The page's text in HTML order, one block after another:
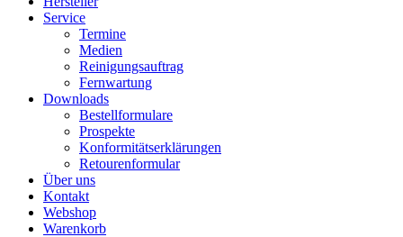
Service
Termine
Medien
Reinigungsauftrag
Fernwartung
Downloads
Bestellformulare
Prospekte
Konformitätserklärungen
Retourenformular
Über uns
Kontakt
Webshop
Warenkorb